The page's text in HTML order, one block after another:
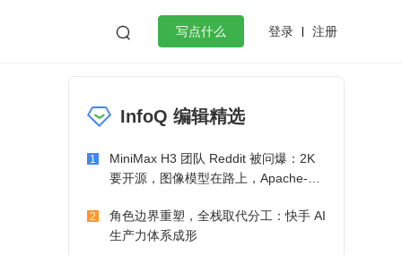
 写点什么 登录 注册
微服务架构 flutter
InfoQ 编辑精选
1
MiniMax H3 团队 Reddit 被问爆：2K
要开源，图像模型在路上，Apache-2.0
2
角色边界重塑，全栈取代分工：快手 AI
生产力体系成形